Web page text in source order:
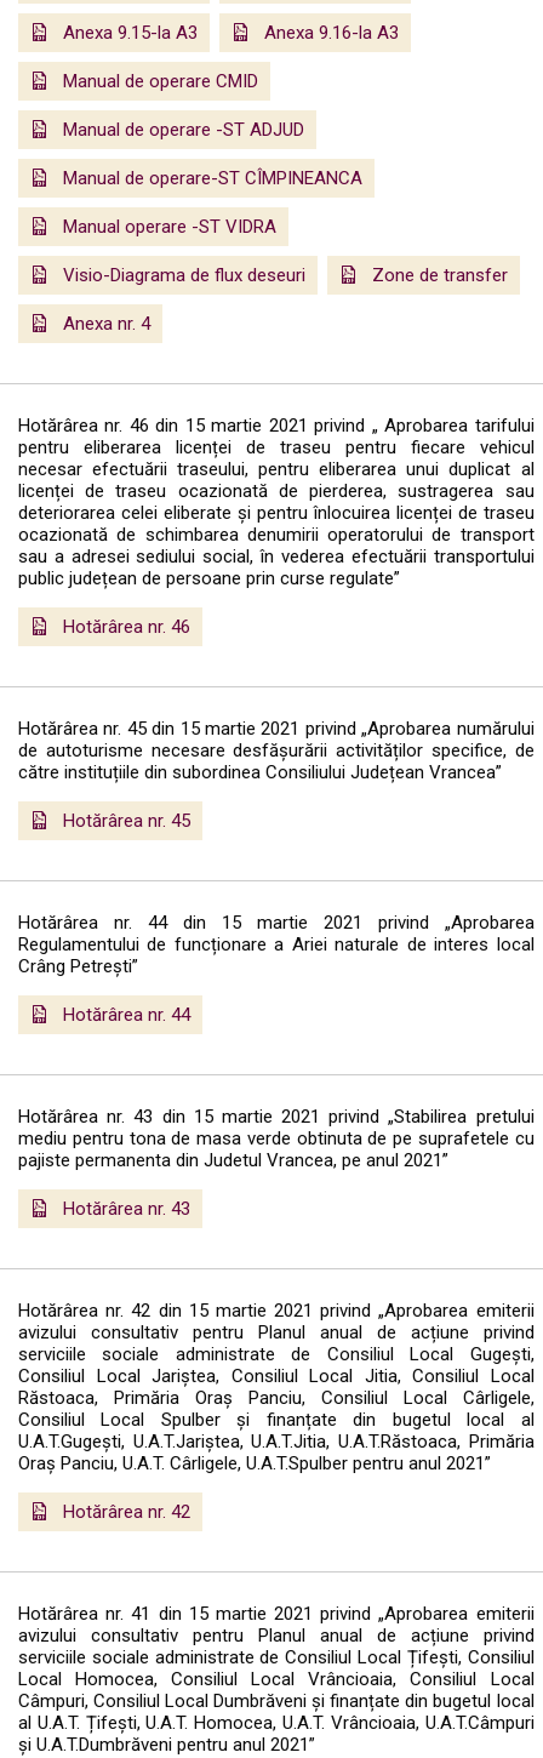
Anexa 9.15-la A3 Anexa 9.16-la A3
Manual de operare CMID
Manual de operare -ST ADJUD
Manual de operare-ST CÎMPINEANCA
Manual operare -ST VIDRA
Visio-Diagrama de flux deseuri Zone de transfer
Anexa nr. 4
Hotărârea nr. 46 din 15 martie 2021 privind „ Aprobarea tarifului
pentru eliberarea licenței de traseu pentru fiecare vehicul
necesar efectuării traseului, pentru eliberarea unui duplicat al
licenței de traseu ocazionată de pierderea, sustragerea sau
deteriorarea celei eliberate și pentru înlocuirea licenței de traseu
ocazionată de schimbarea denumirii operatorului de transport
sau a adresei sediului social, în vederea efectuării transportului
public județean de persoane prin curse regulate”
Hotărârea nr. 46
Hotărârea nr. 45 din 15 martie 2021 privind „Aprobarea numărului
de autoturisme necesare desfășurării activităților specifice, de
către instituțiile din subordinea Consiliului Județean Vrancea”
Hotărârea nr. 45
Hotărârea nr. 44 din 15 martie 2021 privind „Aprobarea
Regulamentului de funcționare a Ariei naturale de interes local
Crâng Petrești”
Hotărârea nr. 44
Hotărârea nr. 43 din 15 martie 2021 privind „Stabilirea pretului
mediu pentru tona de masa verde obtinuta de pe suprafetele cu
pajiste permanenta din Judetul Vrancea, pe anul 2021”
Hotărârea nr. 43
Hotărârea nr. 42 din 15 martie 2021 privind „Aprobarea emiterii
avizului consultativ pentru Planul anual de acțiune privind
serviciile sociale administrate de Consiliul Local Gugești,
Consiliul Local Jariștea, Consiliul Local Jitia, Consiliul Local
Răstoaca, Primăria Oraș Panciu, Consiliul Local Cârligele,
Consiliul Local Spulber și finanțate din bugetul local al
U.A.T.Gugești, U.A.T.Jariștea, U.A.T.Jitia, U.A.T.Răstoaca, Primăria
Oraș Panciu, U.A.T. Cârligele, U.A.T.Spulber pentru anul 2021”
Hotărârea nr. 42
Hotărârea nr. 41 din 15 martie 2021 privind „Aprobarea emiterii
avizului consultativ pentru Planul anual de acțiune privind
serviciile sociale administrate de Consiliul Local Țifești, Consiliul
Local Homocea, Consiliul Local Vrâncioaia, Consiliul Local
Câmpuri, Consiliul Local Dumbrăveni și finanțate din bugetul local
al U.A.T. Țifești, U.A.T. Homocea, U.A.T. Vrâncioaia, U.A.T.Câmpuri
și U.A.T.Dumbrăveni pentru anul 2021”